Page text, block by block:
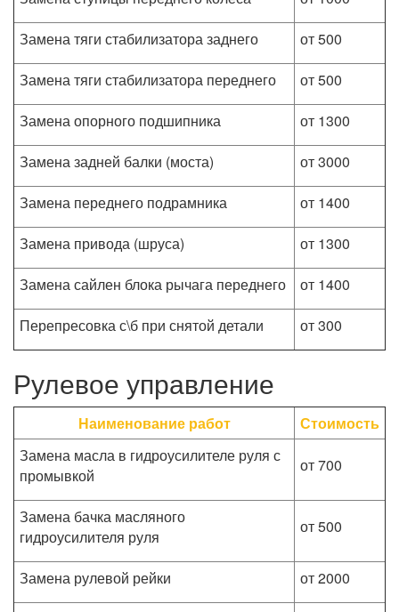
Замена тяги стабилизатора заднего
от 500
Замена тяги стабилизатора переднего
от 500
Замена опорного подшипника
от 1300
Замена задней балки (моста)
от 3000
Замена переднего подрамника
от 1400
Замена привода (шруса)
от 1300
Замена сайлен блока рычага переднего
от 1400
Перепресовка с\б при снятой детали
от 300
Рулевое управление
Наименование работ
Стоимость
Замена масла в гидроусилителе руля с
промывкой
от 700
Замена бачка масляного
гидроусилителя руля
от 500
Замена рулевой рейки
от 2000